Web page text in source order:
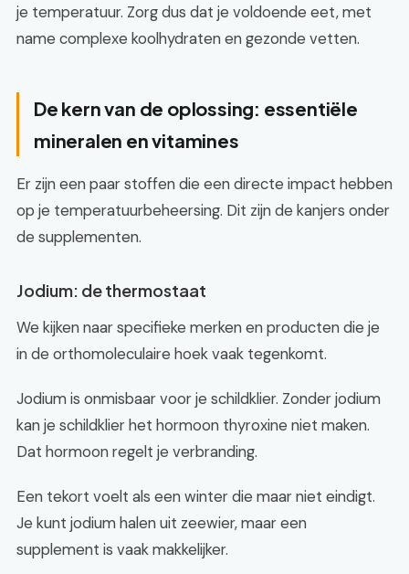
je temperatuur. Zorg dus dat je voldoende eet, met
name complexe koolhydraten en gezonde vetten.
De kern van de oplossing: essentiële
mineralen en vitamines
Er zijn een paar stoffen die een directe impact hebben
op je temperatuurbeheersing. Dit zijn de kanjers onder
de supplementen.
Jodium: de thermostaat
We kijken naar specifieke merken en producten die je
in de orthomoleculaire hoek vaak tegenkomt.
Jodium is onmisbaar voor je schildklier. Zonder jodium
kan je schildklier het hormoon thyroxine niet maken.
Dat hormoon regelt je verbranding.
Een tekort voelt als een winter die maar niet eindigt.
Je kunt jodium halen uit zeewier, maar een
supplement is vaak makkelijker.